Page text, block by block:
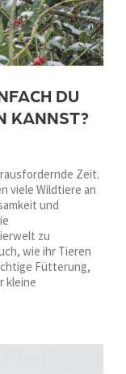
DU
KANNST?
Zeit.
viele Wildtiere an
und
zu
wie ihr Tieren
Fütterung,
kleine